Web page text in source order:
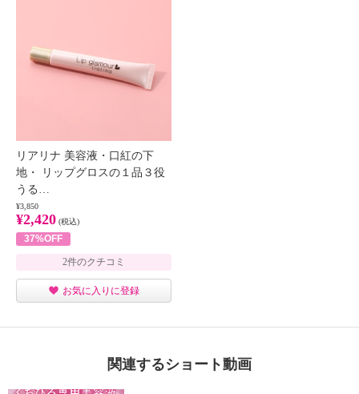
リアリナ 美容液・口紅の下
地・ リップグロスの１品３役
うる…
¥3,850
¥2,420 (税込)
37%OFF
2件のクチコミ
お気に入りに登録
関連するショート動画